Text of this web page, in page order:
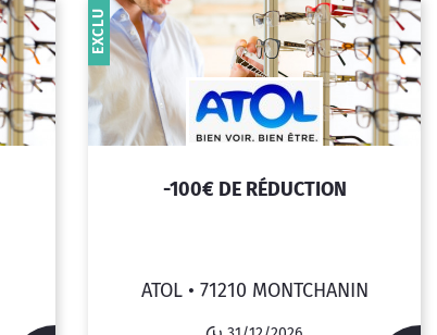
-100€ DE RÉDUCTION
ATOL • 71210 MONTCHANIN
EXCLU